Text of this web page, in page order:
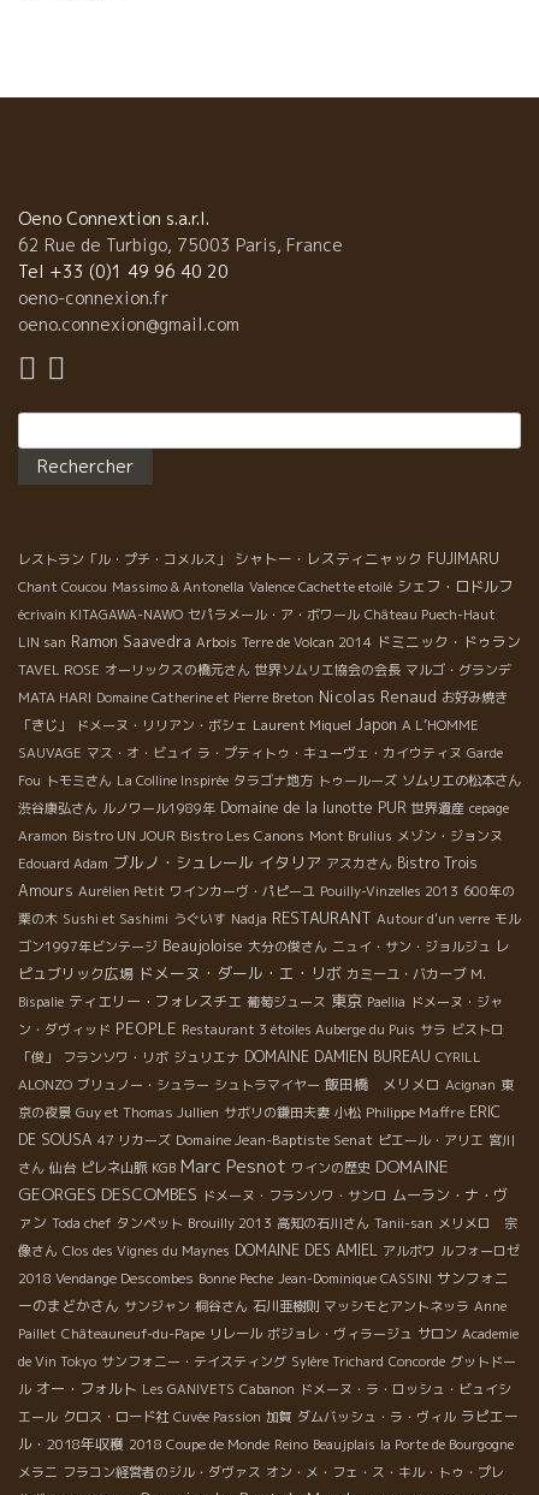
イヤルド08。これはミランボ・パパンの区画から選別された一番
綺麗なブドウを使用して造られたキュベ。新樽100％で熟成され
て出来上がったワインは繊細なタンニンとパワフルさが！スパイ
スや少々チョコレートの香りも漂い、長く残る後味が印象的でし
た！ そして人に潰されながら 次の会場に歩いていったら 知ってい
Greysac*シャトー・グレサック！ ここのメドックも上品で飲みや
飲み頃のワインです！ 同じキュベでも年代が違うとやっぱり味も
違う！ 2006年は骨格がとても綺麗でよりフルーティな感じが。し
やかさもありますが、カベルネの緑っぽい味が他の年代に比べて
より強いかもしれません。 しかし美味しい～！ とそこに知ってい
るボトルが・・・ これは何と Marcel Richaud*マルセル・リショ
ーではないでしょうか！ Terre d’Aigues 09*テール・デグ09は蕩
けたタンニンと綺麗に熟されたフルーツのバランスが最高！スパ
イスやカカオの香りが漂いとても飲みやすい！ Terre de Galets
09*テール・ド・ガレ09はエレガント！熟成されたフルーツの味
わいは、まさに残糖が残っているかのような甘さ！完璧な熟成度
で収穫されたブドウが、最高なワインを生み出しています！
Cairanne 09*ケランヌ09はとてもフレッシュで華やかな香り。ま
さにフルーツを齧っているかのようなみずみずしさ。グイグイと
飲んでしまえるチョー・フルーティーワイン！ 最後には一番高級
なEbrescade 07*エブレスケード07。とにかく完璧なバランスで
複雑感が凄い！スパイス、カカオ、黒フルーツなど、綺麗な香り
とブドウのブレンドが最高。1年間大樽で熟成されえていたため、
とてもまろやかでボリューム感タップリのタンニン。後味も長く
残り、しかも徐々に変化していくので、飲んでいたら楽しい&幸せ
になるワインです！ そして最後に2回へ上がってみると、少々フ
ァンキーなボトルがズラリ・・・ とそこにDomaine de l’R*ドメ
ーヌ・ド・レールという、シノンで自然ワインを造っている造り
手さんを発見！ ラベルも可愛く、とても飲みやすい！3つのキュ
ベを、5.5ヘクタールの畑で造っているFrédéric Sigonneau*フレ
デリック・シゴノーさん。フルーティーで後味が長い！そして何
と言っても、どこでも誰とでも楽しめるようなワインの感覚がグ
ー！ Une Fille de l’Air*ユンヌ・フィーユ・ド・レールはカベル
ネ・フラン100％使用。しかしこの品種独特の青っぽさが無く、
逆に飲みやすくてビックリ！砂と砂利と石灰と、様々なテロワー
ルからは繊細なミネラル感が！ Le Canal des Grands Pièces*
ル・キャナル・デ・グラン・ピエスはカシスや野いちごの、しっ
かりとした香りとまろやかな口当たり。3日間のみのマセラシオン
を行い、とにかくブドウを楽しむために造ったワイン。 そして
Les Folies du Noyau vert*レ・フォリ・デュ・ノワイエ・ヴェー
ルは60年のカベルネを使用し、1年間樽熟成されたもの。より深
みがありしっかりとしたボリューム感が出ており上品。 という事
で、知っている生産者は少なかったですが、色んなワインを試飲
でき、またもや勉強になる一日でした・・・！ Vignobles
Oeno Connextion s.a.r.l.
62 Rue de Turbigo, 75003 Paris, France
Tel +33 (0)1 49 96 40 20
oeno-connexion.fr
oeno.connexion@gmail.com
レストラン「ル・プチ・コメルス」 シャトー・レスティニャック FUJIMARU
Chant Coucou Massimo & Antonella Valence Cachette etoilé シェフ・ロドルフ
écrivain KITAGAWA-NAWO セパラメール・ア・ボワール Château Puech-Haut
LIN san Ramon Saavedra Arbois Terre de Volcan 2014 ドミニック・ドゥラン
TAVEL ROSE オーリックスの橋元さん 世界ソムリエ協会の会長 マルゴ・グランデ
MATA HARI Domaine Catherine et Pierre Breton Nicolas Renaud お好み焼き
「きじ」
ドメーヌ・リリアン・ボシェ Laurent Miquel Japon A L’HOMME
SAUVAGE マス・オ・ビュイ ラ・プティトゥ・キューヴェ・カイウティヌ Garde
Fou トモミさん La Colline Inspirée タラゴナ地方 トゥールーズ ソムリエの松本さん
渋谷康弘さん ルノワール1989年 Domaine de la lunotte PUR 世界遺産 cepage
Aramon Bistro UN JOUR Bistro Les Canons Mont Brulius メゾン・ジョンヌ
Edouard Adam ブルノ・シュレール イタリア アスカさん Bistro Trois
Amours Aurélien Petit ワインカーヴ・パピーユ Pouilly-Vinzelles 2013 600年の
栗の木 Sushi et Sashimi うぐいす Nadja RESTAURANT Autour d'un verre モル
ゴン1997年ビンテージ Beaujoloise 大分の俊さん ニュイ・サン・ジョルジュ レ
ピュブリック広場 ドメーヌ・ダール・エ・リボ カミーユ・バカーブ M.
Bispalie ティエリー・フォレスチエ 葡萄ジュース 東京 Paellia ドメーヌ・ジャ
ン・ダヴィッド PEOPLE Restaurant 3 étoiles Auberge du Puis サラ ビストロ
「俊」
フランソワ・リボ ジュリエナ DOMAINE DAMIEN BUREAU CYRILL
ALONZO ブリュノー・シュラー シュトラマイヤー 飯田橋 メリメロ Acignan 東
京の夜景 Guy et Thomas Jullien サボリの鎌田夫妻 小松 Philippe Maffre ERIC
DE SOUSA 47 リカーズ Domaine Jean-Baptiste Senat ピエール・アリエ 宮川
さん 仙台 ピレネ山脈 KGB Marc Pesnot ワインの歴史 DOMAINE
GEORGES DESCOMBES ドメーヌ・フランソワ・サンロ ムーラン・ナ・ヴ
ァン Toda chef タンペット Brouilly 2013 高知の石川さん Tanii-san メリメロ 宗
像さん Clos des Vignes du Maynes DOMAINE DES AMIEL アルボワ ルフォーロゼ
2018 Vendange Descombes Bonne Peche Jean-Dominique CASSINI サンフォニ
ーのまどかさん サンジャン 桐谷さん 石川亜樹則 マッシモとアントネッラ Anne
Paillet Châteauneuf-du-Pape リレール ボジョレ・ヴィラージュ サロン Academie
de Vin Tokyo サンフォニー・テイスティング Sylère Trichard Concorde グットドー
ル オー・フォルト Les GANIVETS Cabanon ドメーヌ・ラ・ロッシュ・ビュイシ
エール クロス・ロード社 Cuvée Passion 加賀 ダムバッシュ・ラ・ヴィル ラピエー
ル・2018年収穫 2018 Coupe de Monde Reino Beaujplais la Porte de Bourgogne
メラニ フラコン経営者のジル・ダヴァス オン・メ・フェ・ス・キル・トゥ・プレ